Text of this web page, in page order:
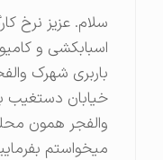
سلام. عزیز نرخ کارگر
اسبابکشی و کامیون
باربری شهرک والفجر از
خیابان دستغیب به
والفجر همون محله رو
میخواستم بفرمایید